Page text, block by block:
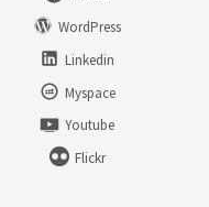
WordPress
Linkedin
Myspace
Youtube
Flickr